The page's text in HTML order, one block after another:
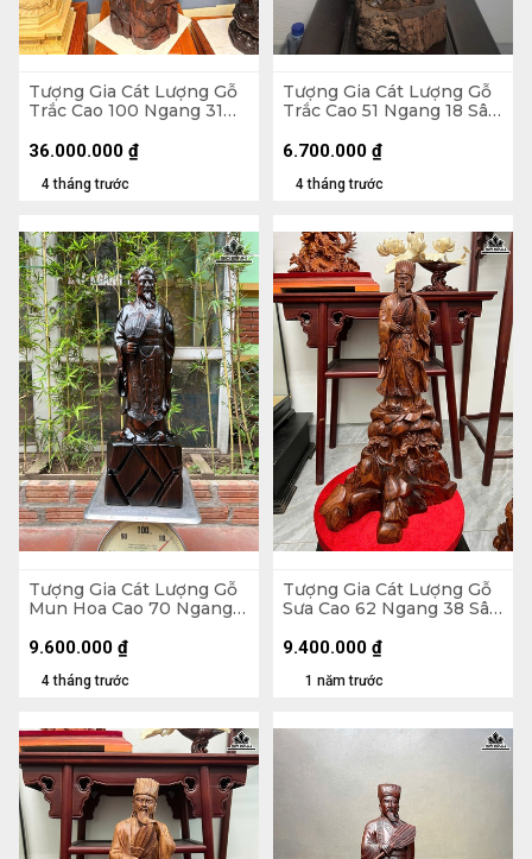
Tượng Gia Cát Lượng Gỗ
Trắc Cao 100 Ngang 31
4 tháng trước
36.000.000 ₫
Tượng Gia Cát Lượng Gỗ
Trắc Cao 51 Ngang 18 Sâu
4 tháng trước
6.700.000 ₫
Tượng Gia Cát Lượng Gỗ
Mun Hoa Cao 70 Ngang
4 tháng trước
9.600.000 ₫
Tượng Gia Cát Lượng Gỗ
Sưa Cao 62 Ngang 38 Sâu
1 năm trước
9.400.000 ₫